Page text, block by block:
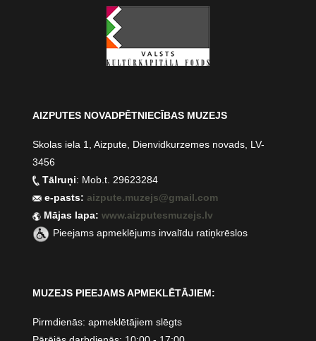
AIZPUTES NOVADPĒTNIECĪBAS MUZEJS
Skolas iela 1, Aizpute, Dienvidkurzemes novads, LV-
3456
Tālruņi: Mob.t. 29623284
e-pasts:aizpute.muzejs@gmail.com
Mājas lapa:www.aizputesmuzejs.lv
Pieejams apmeklējums invalīdu ratiņkrēslos
MUZEJS PIEEJAMS APMEKLĒTĀJIEM:
Pirmdienās: apmeklētājiem slēgts